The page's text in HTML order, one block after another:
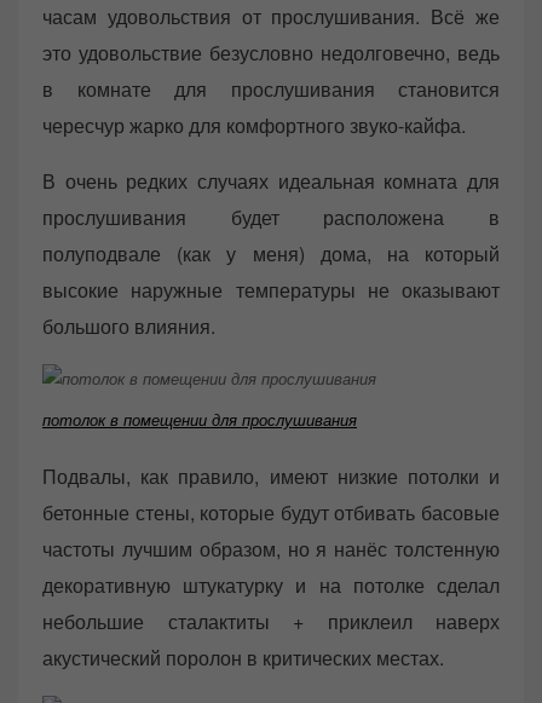
часам удовольствия от прослушивания. Всё же
это удовольствие безусловно недолговечно, ведь
в комнате для прослушивания становится
чересчур жарко для комфортного звуко-кайфа.
В очень редких случаях идеальная комната для
прослушивания будет расположена в
полуподвале (как у меня) дома, на который
высокие наружные температуры не оказывают
большого влияния.
потолок в помещении для прослушивания
Подвалы, как правило, имеют низкие потолки и
бетонные стены, которые будут отбивать басовые
частоты лучшим образом, но я нанёс толстенную
декоративную штукатурку и на потолке сделал
небольшие сталактиты + приклеил наверх
акустический поролон в критических местах.